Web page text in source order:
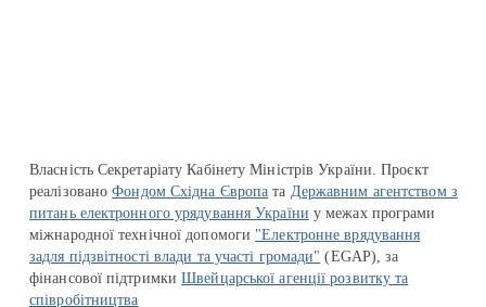
Власність Секретаріату Кабінету Міністрів України. Проєкт
реалізованоФондом Східна Європа та Державним агентством з
питань електронного урядування України у межах програми
міжнародної технічної допомоги "Електронне врядування
задля підзвітності влади та участі громади" (EGAP), за
фінансової підтримкиШвейцарської агенції розвитку та
співробітництва